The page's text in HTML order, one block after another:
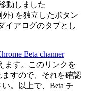
動しました
外) を独立したボタン
イアログのタブとし
Beta channer
ます。このリンクを
すので、それを確認
。以上で、Beta チ